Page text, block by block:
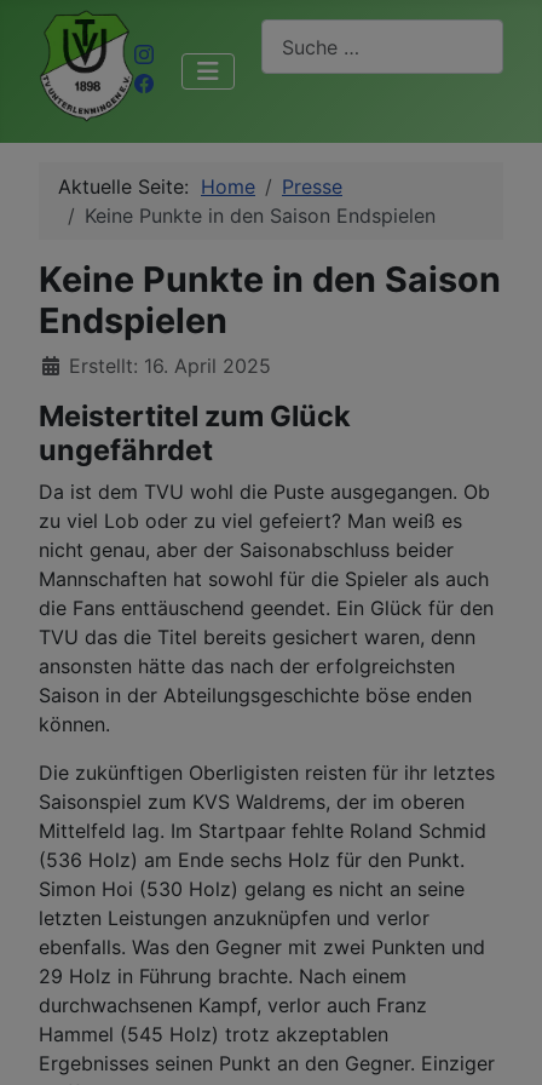
Aktuelle Seite: Home
Presse
Keine Punkte in den Saison Endspielen
Keine Punkte in den Saison
Endspielen
DetailsErstellt: 16. April 2025
Meistertitel zum Glück
ungefährdet
Da ist dem TVU wohl die Puste ausgegangen. Ob
zu viel Lob oder zu viel gefeiert? Man weiß es
nicht genau, aber der Saisonabschluss beider
Mannschaften hat sowohl für die Spieler als auch
die Fans enttäuschend geendet. Ein Glück für den
TVU das die Titel bereits gesichert waren, denn
ansonsten hätte das nach der erfolgreichsten
Saison in der Abteilungsgeschichte böse enden
können.
Die zukünftigen Oberligisten reisten für ihr letztes
Saisonspiel zum KVS Waldrems, der im oberen
Mittelfeld lag. Im Startpaar fehlte Roland Schmid
(536 Holz) am Ende sechs Holz für den Punkt.
Simon Hoi (530 Holz) gelang es nicht an seine
letzten Leistungen anzuknüpfen und verlor
ebenfalls. Was den Gegner mit zwei Punkten und
29 Holz in Führung brachte. Nach einem
durchwachsenen Kampf, verlor auch Franz
Hammel (545 Holz) trotz akzeptablen
Ergebnisses seinen Punkt an den Gegner. Einziger